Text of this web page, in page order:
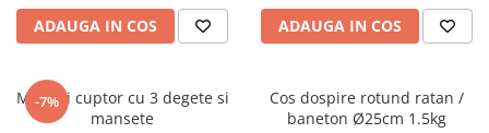
ADAUGA IN COS ADAUGA IN COS
-7%
Manusi cuptor cu 3 degete si
mansete
Cos dospire rotund ratan /
baneton Ø25cm 1.5kg